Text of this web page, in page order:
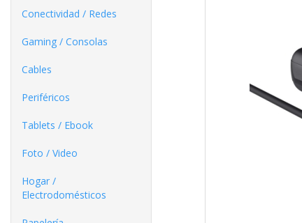
Conectividad / Redes
Gaming / Consolas
Cables
Periféricos
Tablets / Ebook
Foto / Video
Hogar /
Electrodomésticos